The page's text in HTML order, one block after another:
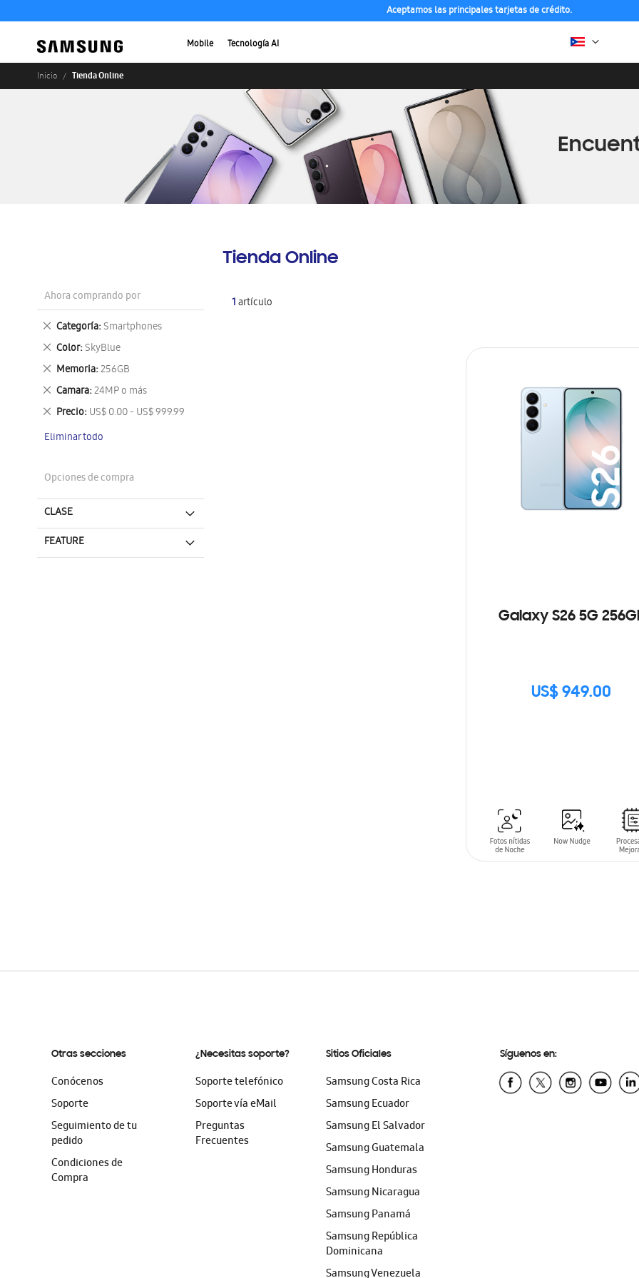
Aceptamos las principales tarjetas de crédito.
Mobile Tecnología AI
Inicio Tienda Online
Tienda Online
1artículo
Galaxy S26 5G
US$ 949.00
SIN
Ahora comprando por
Categoría Smartphones
Eliminar
este
artículo
Color SkyBlue
Eliminar
este
artículo
Memoria 256GB
Eliminar
este
artículo
Camara 24MP o más
Eliminar
este
artículo
Precio US$ 0.00 - US$ 999.99
Eliminar
artículo
Eliminar todo
Opciones de compra
CLASE
FEATURE
Otras secciones
Conócenos
Soporte
Seguimiento de tu
pedido
Condiciones de
Compra
¿Necesitas soporte?
Soporte telefónico
Soporte vía eMail
Preguntas
Frecuentes
Sitios Oficiales
Samsung Costa Rica
Samsung Ecuador
Samsung El Salvador
Samsung Guatemala
Samsung Honduras
Samsung Nicaragua
Samsung Panamá
Samsung República
Dominicana
Samsung Venezuela
Síguenos en: